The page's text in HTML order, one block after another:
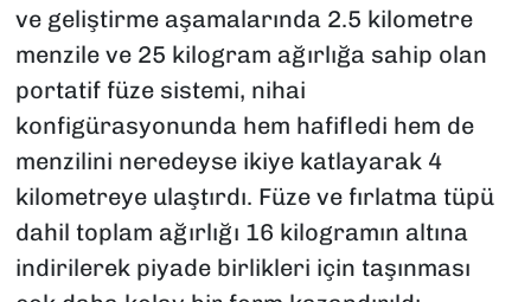
ve geliştirme aşamalarında 2.5 kilometre
menzile ve 25 kilogram ağırlığa sahip olan
portatif füze sistemi, nihai
konfigürasyonunda hem hafifledi hem de
menzilini neredeyse ikiye katlayarak 4
kilometreye ulaştırdı. Füze ve fırlatma tüpü
dahil toplam ağırlığı 16 kilogramın altına
indirilerek piyade birlikleri için taşınması